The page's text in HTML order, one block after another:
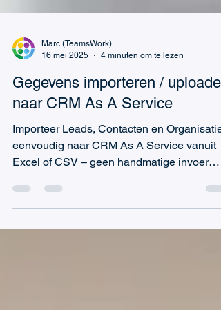
Marc (TeamsWork)
16 mei 2025
4 minuten om te lezen
Gegevens importeren / uploaden
naar CRM As A Service
eenvoudig naar CRM As A Service vanuit
Excel of CSV – geen handmatige invoer